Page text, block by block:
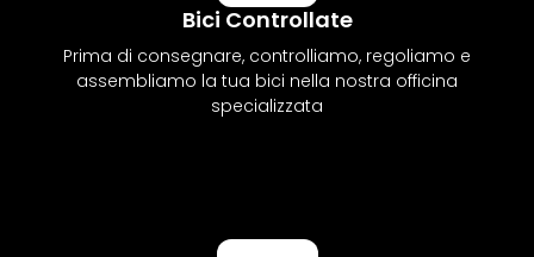
Bici Controllate
Prima di consegnare, controlliamo, regoliamo e
assembliamo la tua bici nella nostra officina
specializzata